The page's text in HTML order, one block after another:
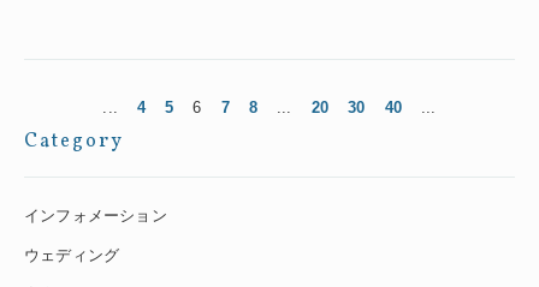
4 5 6 7 8 20 30 40
Category
インフォメーション
ウェディング